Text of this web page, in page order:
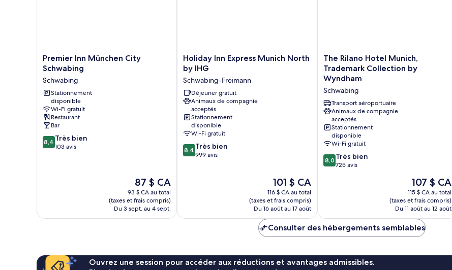
Premier
Inn
City
Schwabing
Schwabing
Premier Inn München City
Schwabing
Schwabing
Stationnement
disponible
Wi-Fi gratuit
Restaurant
Bar
8.4
sur
8,4 Très bien
103 avis
Le
prix
est
de
87 $ CA
87 $ CA
93 $ CA au total
(taxes et frais compris)
Du 3 sept. au 4 sept.
Holiday
Inn
Express
Munich
North
by
IHG
Schwabing-
Freimann
Holiday Inn Express Munich North
by IHG
Schwabing-Freimann
Déjeuner gratuit
Animaux de compagnie
acceptés
Stationnement
disponible
Wi-Fi gratuit
8.4
sur
8,4 Très bien
999 avis
Le
prix
est
de
101 $ CA
101 $ CA
116 $ CA au total
(taxes et frais compris)
Du 16 août au 17 août
The
Rilano
Hotel
Munich,
Trademark
Collection
by
Wyndham
Schwabing
The Rilano Hotel Munich,
Trademark Collection by
Wyndham
Schwabing
Transport aéroportuaire
Animaux de compagnie
acceptés
Stationnement
disponible
Wi-Fi gratuit
8.0
sur
8,0 Très bien
725 avis
Le
prix
est
de
107 $ CA
107 $ CA
115 $ CA au total
(taxes et frais compris)
Du 11 août au 12 août
Consulter des hébergements semblables
Ouvrez une session pour accéder aux réductions et avantages admissibles.